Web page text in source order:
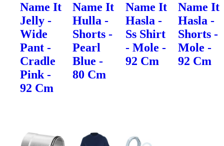
Name It
Jelly -
Wide
Pant -
Cradle
Pink -
92 Cm
Name It
Hulla -
Shorts -
Pearl
Blue -
80 Cm
Name It
Hasla -
Ss Shirt
- Mole -
92 Cm
Name It
Hasla -
Shorts -
Mole -
92 Cm